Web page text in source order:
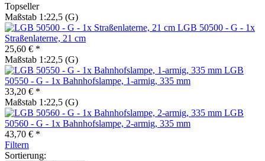
Topseller
Maßstab 1:22,5 (G)
LGB 50500 - G - 1x
Straßenlaterne, 21 cm
25,60 € *
Maßstab 1:22,5 (G)
LGB
50550 - G - 1x Bahnhofslampe, 1-armig, 335 mm
33,20 € *
Maßstab 1:22,5 (G)
LGB
50560 - G - 1x Bahnhofslampe, 2-armig, 335 mm
43,70 € *
Filtern
Sortierung: